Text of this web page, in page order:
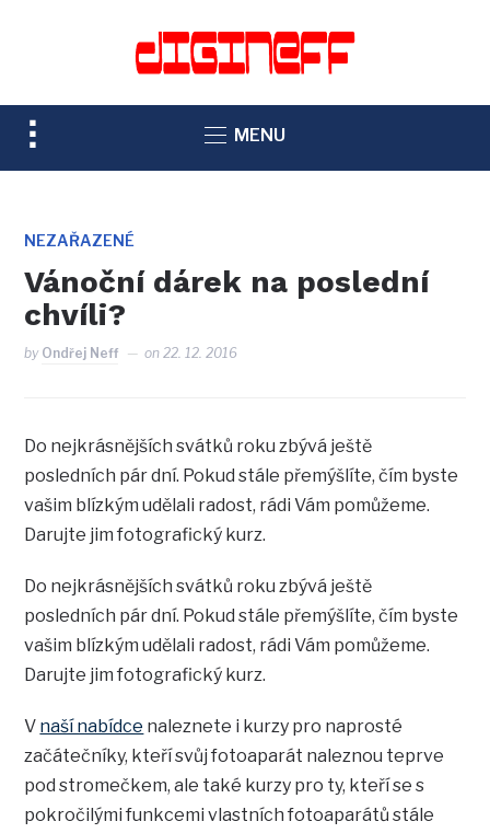
TOGGLE
SIDEBAR
NAVIGATION
MENU
NEZAŘAZENÉ
Vánoční dárek na poslední
chvíli?
by Ondřej Neff on22. 12. 2016
Do nejkrásnějších svátků roku zbývá ještě
posledních pár dní. Pokud stále přemýšlíte, čím byste
vašim blízkým udělali radost, rádi Vám pomůžeme.
Darujte jim fotografický kurz.
Do nejkrásnějších svátků roku zbývá ještě
posledních pár dní. Pokud stále přemýšlíte, čím byste
vašim blízkým udělali radost, rádi Vám pomůžeme.
Darujte jim fotografický kurz.
V naší nabídce naleznete i kurzy pro naprosté
začátečníky, kteří svůj fotoaparát naleznou teprve
pod stromečkem, ale také kurzy pro ty, kteří se s
pokročilými funkcemi vlastních fotoaparátů stále